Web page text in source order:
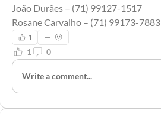
João Durães – (71) 99127-1517
Rosane Carvalho – (71) 99173-7883
1
1 0
Write a comment...